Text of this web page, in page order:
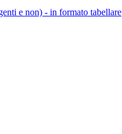
e non) - in formato tabellare